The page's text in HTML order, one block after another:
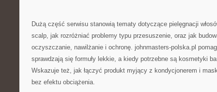
Dużą część serwisu stanowią tematy dotyczące pielęgnacji
scalp, jak rozróżniać problemy typu przesuszenie, oraz jak
oczyszczanie, nawilżanie i ochronę. johnmasters-polska.pl
sprawdzają się formuły lekkie, a kiedy potrzebne są kosmetyki
Wskazuje też, jak łączyć produkt myjący z kondycjonerem i
bez efektu obciążenia.